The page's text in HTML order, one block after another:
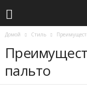
Домой Стиль
пальто